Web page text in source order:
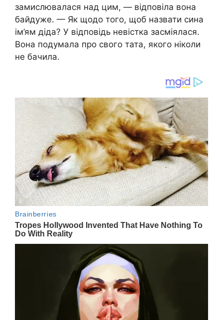
замислювалася над цим, — відповіла вона
байдуже. — Як щодо того, щоб назвати сина
ім’ям діда? У відповідь невістка засміялася.
Вона подумала про свого тата, якого ніколи
не бачила.